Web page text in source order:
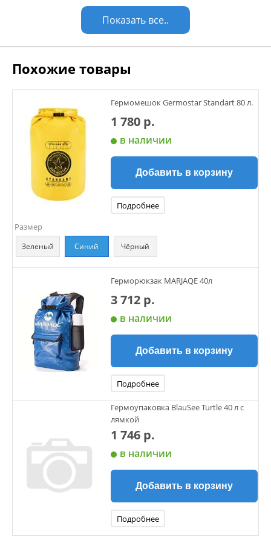
Показать все..
Похожие товары
Гермомешок Germostar Standart 80 л.
1 780 р.
в наличии
Добавить в корзину
Подробнее
Размер
Зеленый Синий Чёрный
Герморюкзак MARJAQE 40л
3 712 р.
в наличии
Добавить в корзину
Подробнее
Гермоупаковка BlauSee Turtle 40 л с
лямкой
1 746 р.
в наличии
Добавить в корзину
Подробнее